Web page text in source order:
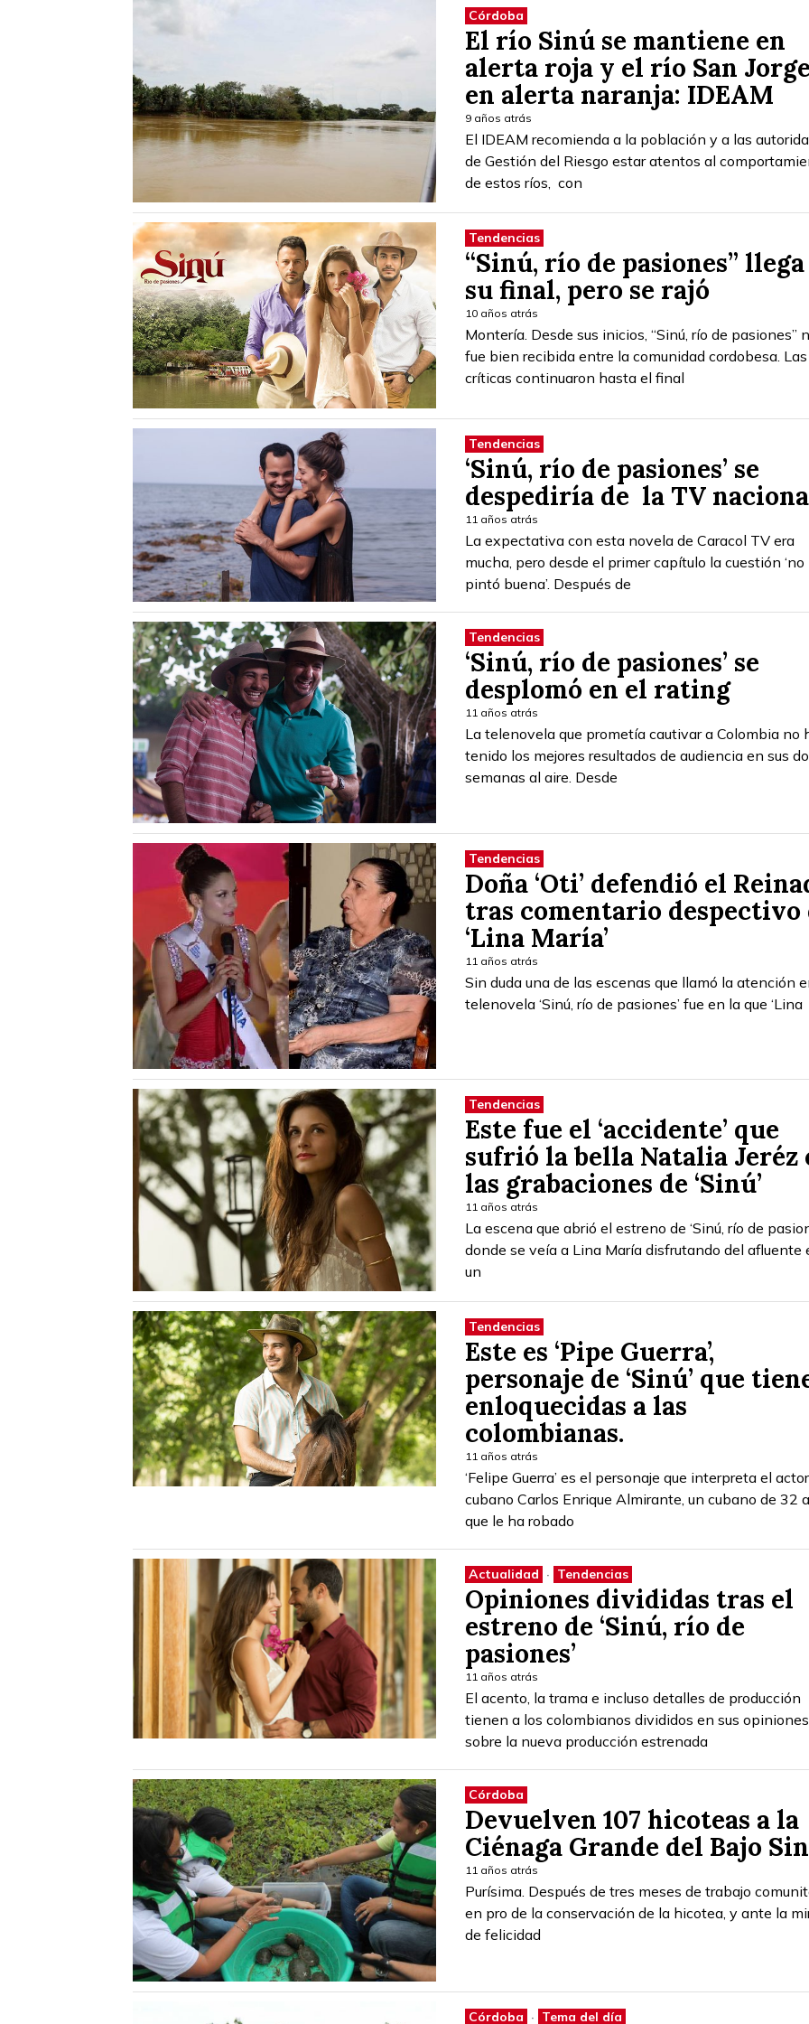
Córdoba
El río Sinú se mantiene en
alerta roja y el río San Jorge
en alerta naranja: IDEAM
9 años atrás
El IDEAM recomienda a la población y a las
de Gestión del Riesgo estar atentos al
de estos ríos, con
Tendencias
“Sinú, río de pasiones” llega
su final, pero se rajó
10 años atrás
Montería. Desde sus inicios, “Sinú, río de pasiones”
fue bien recibida entre la comunidad cordobesa. Las
críticas continuaron hasta el final
Tendencias
‘Sinú, río de pasiones’ se
despediría de la TV
11 años atrás
La expectativa con esta novela de Caracol TV era
mucha, pero desde el primer capítulo la cuestión ‘no
pintó buena’. Después de
Tendencias
‘Sinú, río de pasiones’ se
desplomó en el rating
11 años atrás
La telenovela que prometía cautivar a Colombia no
tenido los mejores resultados de audiencia en sus
semanas al aire. Desde
Tendencias
Doña ‘Oti’ defendió el
tras comentario despectivo
‘Lina María’
11 años atrás
Sin duda una de las escenas que llamó la atención
telenovela ‘Sinú, río de pasiones’ fue en la que ‘Lina
Tendencias
Este fue el ‘accidente’ que
sufrió la bella Natalia Jeréz
las grabaciones de ‘Sinú’
11 años atrás
La escena que abrió el estreno de ‘Sinú, río de
donde se veía a Lina María disfrutando del afluente
un
Tendencias
Este es ‘Pipe Guerra’,
personaje de ‘Sinú’ que
enloquecidas a las
colombianas.
11 años atrás
‘Felipe Guerra’ es el personaje que interpreta el actor
cubano Carlos Enrique Almirante, un cubano de 32
que le ha robado
Actualidad · Tendencias
Opiniones divididas tras el
estreno de ‘Sinú, río de
pasiones’
11 años atrás
El acento, la trama e incluso detalles de producción
tienen a los colombianos divididos en sus opiniones
sobre la nueva producción estrenada
Córdoba
Devuelven 107 hicoteas a la
Ciénaga Grande del Bajo
11 años atrás
Purísima. Después de tres meses de trabajo
en pro de la conservación de la hicotea, y ante la
de felicidad
Córdoba · Tema del día